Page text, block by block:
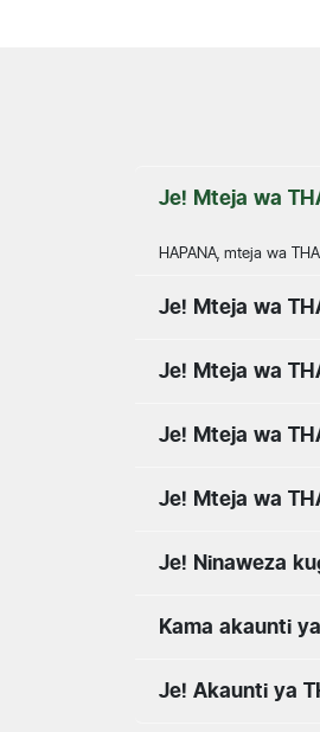
Je! Mteja wa
HAPANA, mteja wa
Je! Mteja wa
Je! Mteja wa
Je! Mteja wa
Je! Mteja wa
Je! Ninaweza
Kama akaunti
Je! Akaunti ya